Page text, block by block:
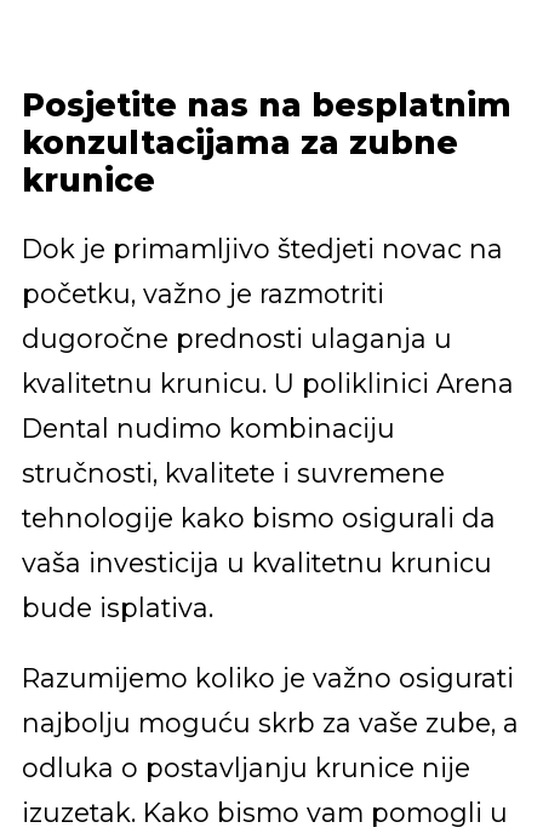
Posjetite nas na besplatnim
konzultacijama za zubne
krunice
Dok je primamljivo štedjeti novac na
početku, važno je razmotriti
dugoročne prednosti ulaganja u
kvalitetnu krunicu. U poliklinici Arena
Dental nudimo kombinaciju
stručnosti, kvalitete i suvremene
tehnologije kako bismo osigurali da
vaša investicija u kvalitetnu krunicu
bude isplativa.
Razumijemo koliko je važno osigurati
najbolju moguću skrb za vaše zube, a
odluka o postavljanju krunice nije
izuzetak. Kako bismo vam pomogli u